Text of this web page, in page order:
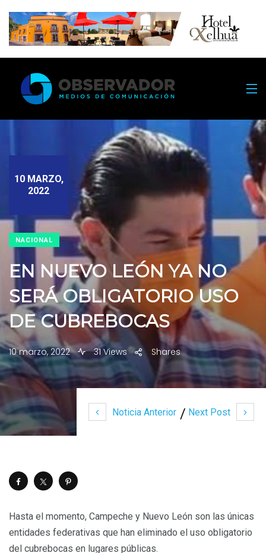
Noticia Anterior Next Post
10 MARZO,
2022
NACIONAL
EN NUEVO LEÓN YA NO
SERÁ OBLIGATORIO USO
DE CUBREBOCAS
10 marzo, 2022 31 Views Shares
Hasta el momento, Campeche y Nuevo León son las únicas
entidades federativas que han eliminado el uso obligatorio
del cubrebocas en lugares públicas.